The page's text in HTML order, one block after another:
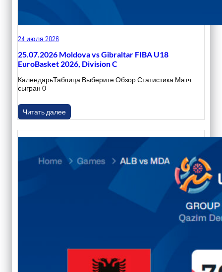
24 июля 2026
25.07.2026 Moldova vs Gibraltar FIBA U18
EuroBasket 2026, Division C
КалендарьТаблица Выберите Обзор Статистика Матч
сыгран 0
Читать далее